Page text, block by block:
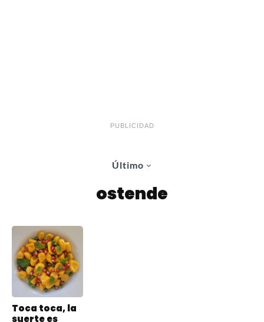
PUBLICIDAD
Último
ostende
Toca toca, la
suerte es